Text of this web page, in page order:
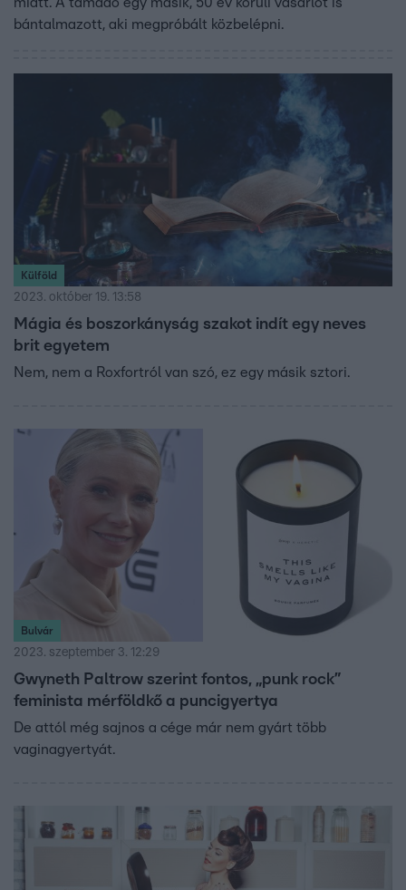
bántalmazott, aki megpróbált közbelépni.
Külföld
2023. október 19. 13:58
Mágia és boszorkányság szakot indít egy neves
brit egyetem
Nem, nem a Roxfortról van szó, ez egy másik sztori.
Bulvár
2023. szeptember 3. 12:29
Gwyneth Paltrow szerint fontos, „punk rock”
feminista mérföldkő a puncigyertya
De attól még sajnos a cége már nem gyárt több
vaginagyertyát.